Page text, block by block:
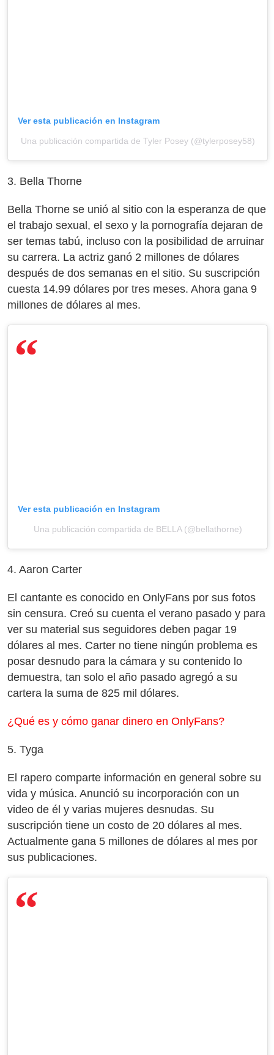
Ver esta publicación en Instagram
Una publicación compartida de Tyler Posey (@tylerposey58)
3. Bella Thorne
Bella Thorne se unió al sitio con la esperanza de que
el trabajo sexual, el sexo y la pornografía dejaran de
ser temas tabú, incluso con la posibilidad de arruinar
su carrera. La actriz ganó 2 millones de dólares
después de dos semanas en el sitio. Su suscripción
cuesta 14.99 dólares por tres meses. Ahora gana 9
millones de dólares al mes.
Ver esta publicación en Instagram
Una publicación compartida de BELLA (@bellathorne)
4. Aaron Carter
El cantante es conocido en OnlyFans por sus fotos
sin censura. Creó su cuenta el verano pasado y para
ver su material sus seguidores deben pagar 19
dólares al mes. Carter no tiene ningún problema es
posar desnudo para la cámara y su contenido lo
demuestra, tan solo el año pasado agregó a su
cartera la suma de 825 mil dólares.
¿Qué es y cómo ganar dinero en OnlyFans?
5. Tyga
El rapero comparte información en general sobre su
vida y música. Anunció su incorporación con un
video de él y varias mujeres desnudas. Su
suscripción tiene un costo de 20 dólares al mes.
Actualmente gana 5 millones de dólares al mes por
sus publicaciones.